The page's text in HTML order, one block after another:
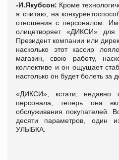
-И.Якубсон: Кроме
я считаю, на
отношения с персоналом.
олицетворяет «ДИКСИ»
Президент компании или
насколько этот кассир
магазин, свою работу,
коллективе и он ощущает
настолько он будет болеть за
«ДИКСИ», кстати, недавно
персонала, теперь она
обслуживания покупателей.
десяти параметров, один
УЛЫБКА.